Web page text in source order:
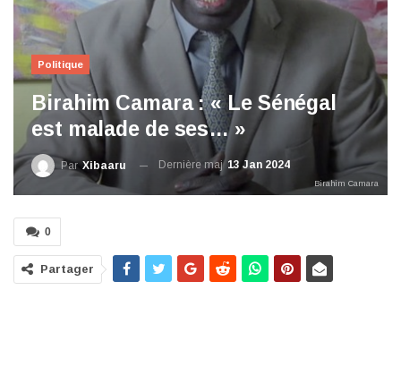
Politique
Birahim Camara : « Le Sénégal
est malade de ses… »
ParXibaaru Dernière maj 13 Jan 2024
Birahim Camara
0
Partager